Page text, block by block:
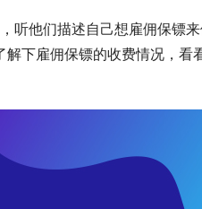
听他们描述自己想雇佣保镖
下雇佣保镖的收费情况，看